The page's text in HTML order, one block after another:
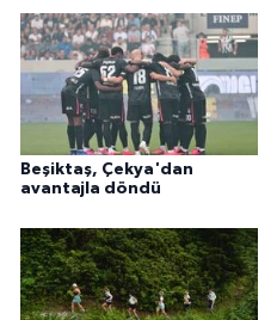
Beşiktaş, Çekya'dan
avantajla döndü